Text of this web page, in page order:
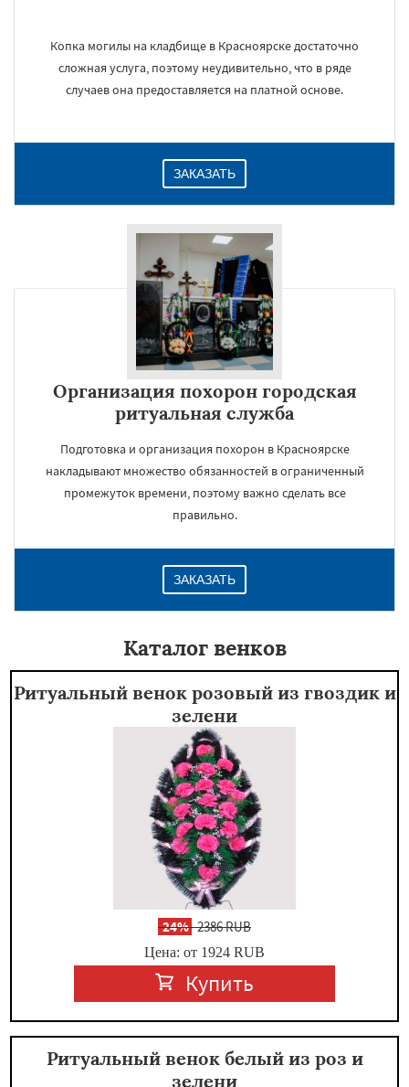
Копка могилы на кладбище в Красноярске достаточно
сложная услуга, поэтому неудивительно, что в ряде
случаев она предоставляется на платной основе.
ЗАКАЗАТЬ
Организация похорон городская
ритуальная служба
Подготовка и организация похорон в Красноярске
накладывают множество обязанностей в ограниченный
промежуток времени, поэтому важно сделать все
правильно.
ЗАКАЗАТЬ
Каталог венков
Ритуальный венок розовый из гвоздик и
зелени
-24%2386 RUB
Цена: от 1924 RUB
Купить
Ритуальный венок белый из роз и
зелени